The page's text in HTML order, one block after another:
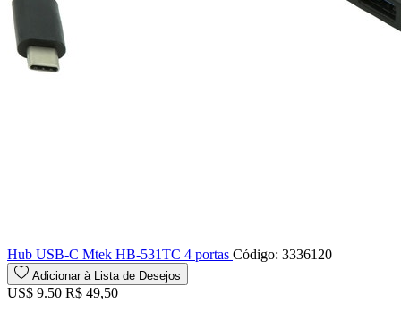
Hub USB-C Mtek HB-531TC 4 portas Código: 3336120
Adicionar à Lista de Desejos
US$ 9.50 R$ 49,50